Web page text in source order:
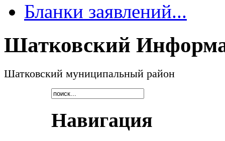
Бланки заявлений...
Шатковский
Шатковский муниципальный район
Навигация